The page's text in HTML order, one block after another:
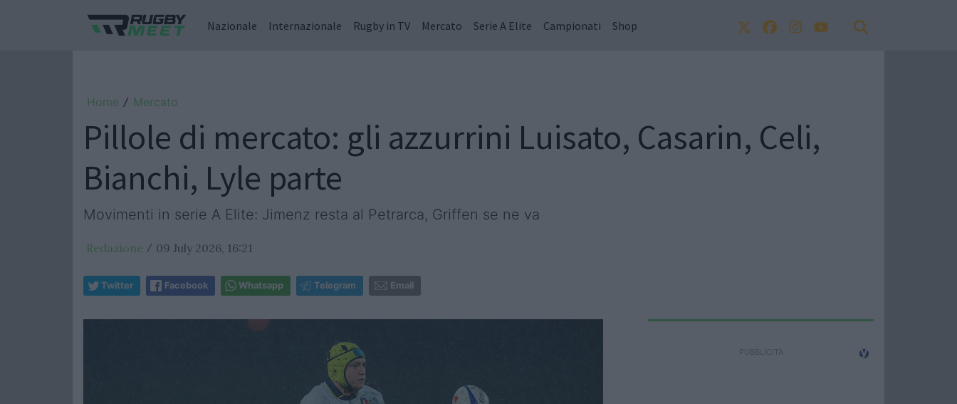
Nazionale Internazionale Rugby in TV Mercato Serie A Elite Campionati Shop
Home / Mercato
Pillole di mercato: gli azzurrini Luisato, Casarin, Celi,
Bianchi, Lyle parte
Movimenti in serie A Elite: Jimenz resta al Petrarca, Griffen se ne va
Redazione / 09 July 2026, 16:21
Twitter Facebook Whatsapp Telegram Email